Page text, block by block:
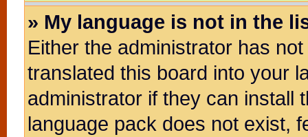
» My language is not in the
Either the administrator has
translated this board into your
administrator if they can install
language pack does not exist,